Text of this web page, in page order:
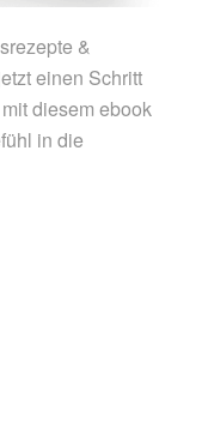
&
einen Schritt
diesem ebook
in die